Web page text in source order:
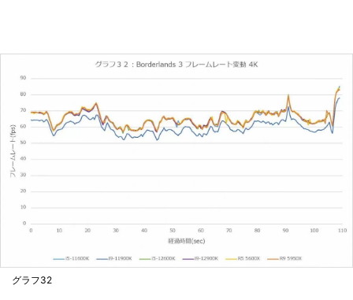
グラフ32